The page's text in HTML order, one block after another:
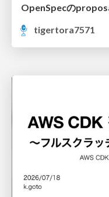
tigertora7571